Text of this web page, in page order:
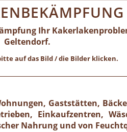
Ihr
Geltendorf.
auf das Bild / die Bilder klicken.
Gaststätten,
Einkaufzentren,
Nahrung und von